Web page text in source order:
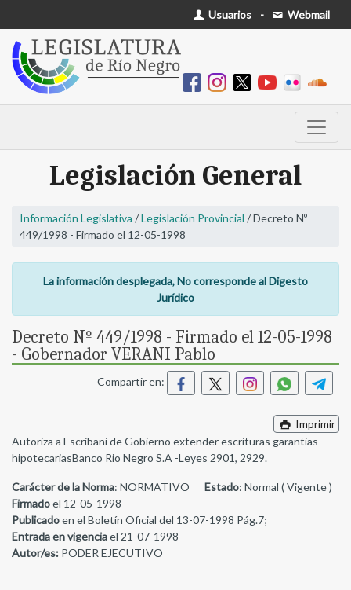
Usuarios - Webmail
Legislación General
Información Legislativa /Legislación Provincial / Decreto Nº
449/1998 - Firmado el 12-05-1998
La información desplegada, No corresponde al Digesto
Jurídico
Decreto Nº 449/1998 - Firmado el 12-05-1998
- Gobernador VERANI Pablo
Compartir en:
Imprimir
Autoriza a Escribani de Gobierno extender escrituras garantias
hipotecariasBanco Rio Negro S.A -Leyes 2901, 2929.
Carácter de la Norma: NORMATIVO Estado: Normal ( Vigente )
Firmadoel 12-05-1998
Publicadoen el Boletín Oficial del 13-07-1998 Pág.7;
Entrada en vigenciael 21-07-1998
Autor/es: PODER EJECUTIVO